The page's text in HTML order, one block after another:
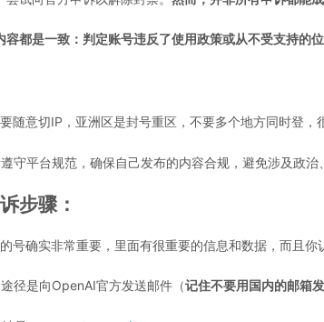
容都是一致：判定账号违反了使用政策或从不受支持的
随意切IP，亚洲区是封号重区，不要多个地方同时登，
守平台规范，确保自己发布的内容合规，避免涉及政治
步骤：
号确实非常重要，里面有很重要的信息和数据，而且
径是向OpenAI官方发送邮件（记住不要用国内的邮箱